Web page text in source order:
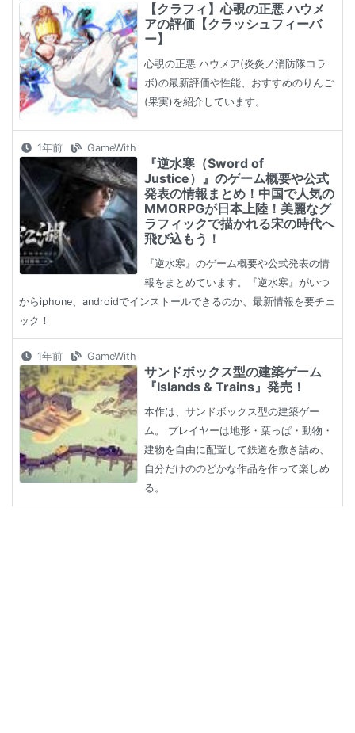
【クラフィ】心覗の正悪 ハウメ
アの評価【クラッシュフィーバ
ー】
心覗の正悪 ハウメア(炎炎ノ消防隊コラ
ボ)の最新評価や性能、おすすめのりんご
(果実)を紹介しています。
1年前 GameWith
『逆水寒（Sword of
Justice）』のゲーム概要や公式
発表の情報まとめ！中国で人気の
MMORPGが日本上陸！美麗なグ
ラフィックで描かれる宋の時代へ
飛び込もう！
『逆水寒』のゲーム概要や公式発表の情
報をまとめています。『逆水寒』がいつ
からiphone、androidでインストールできるのか、最新情報を要チェ
ック！
1年前 GameWith
サンドボックス型の建築ゲーム
『Islands & Trains』発売！
本作は、サンドボックス型の建築ゲー
ム。 プレイヤーは地形・葉っぱ・動物・
建物を自由に配置して鉄道を敷き詰め、
自分だけののどかな作品を作って楽しめ
る。